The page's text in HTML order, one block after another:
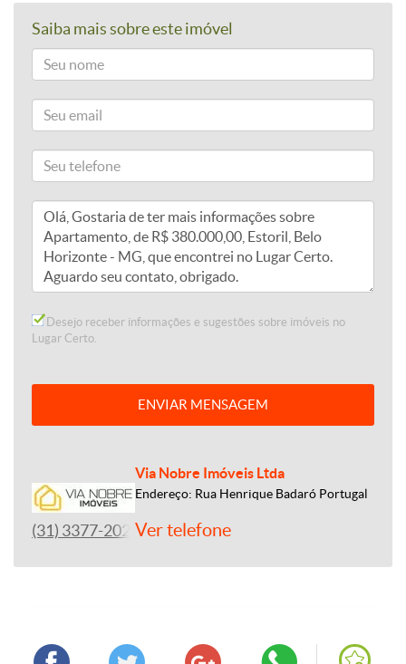
Saiba mais sobre este imóvel
Desejo receber informações e sugestões sobre imóveis no
Lugar Certo.
ENVIAR MENSAGEM
Via Nobre Imóveis Ltda
Endereço: Rua Henrique Badaró Portugal
(31) 3377-2020Ver telefone